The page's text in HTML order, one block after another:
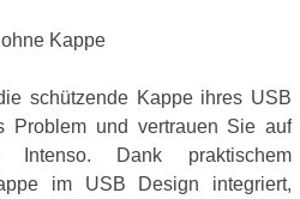
Kappe
schützende Kappe ihres USB
Problem und vertrauen Sie auf
Dank praktischem
im USB Design integriert,